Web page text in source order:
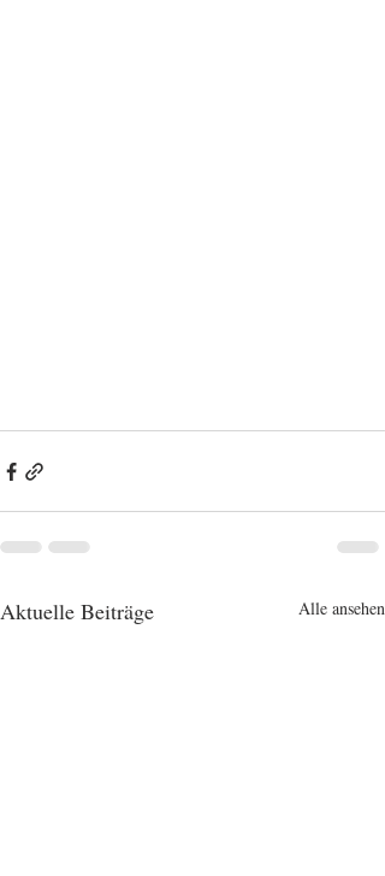
Aktuelle Beiträge Alle ansehen